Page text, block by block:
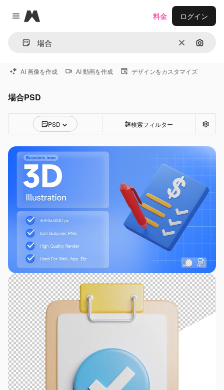
Close menu
Magnific
消去 画像で
料金 ログイン
AI 画像を作成 AI 動画を作成 デザインをカスタマイズ
場合PSD
PSD 検索フィルター